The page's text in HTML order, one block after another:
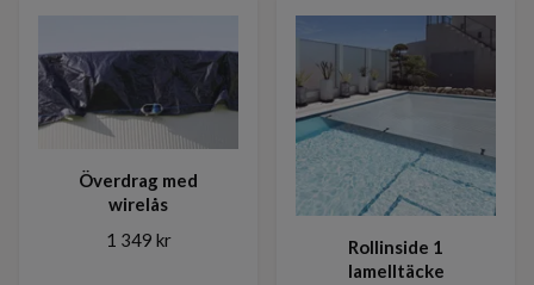
Överdrag med
wirelås
1 349 kr
Rollinside 1
lamelltäcke